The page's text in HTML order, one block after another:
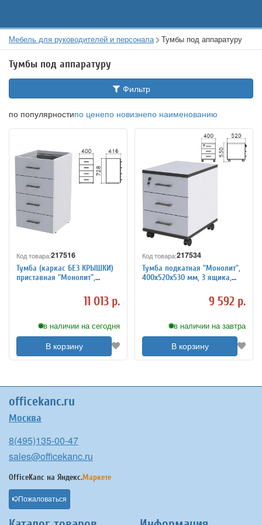
Мебель для руководителей и персонала Тумбы под аппаратуру
Тумбы под аппаратуру
Фильтр
по популярностипо ценепо новизнепо наименованию
Код товара:217516
Тумба (каркас БЕЗ КРЫШКИ)
приставная "Монолит",
11 013 р.
в наличии на сегодня
В корзину
Код товара:217534
Тумба подкатная "Монолит",
400х520х530 мм, 3 ящика,
9 592 р.
в наличии на завтра
В корзину
officekanc.ru
Москва
8(495)135-00-47
sales@officekanc.ru
OfficeKanc на Яндекс.Маркете
Пожаловаться